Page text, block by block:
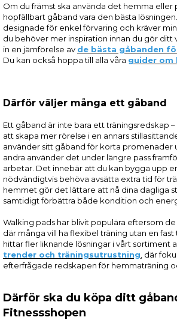
Om du främst ska använda det hemma
hopfällbart gåband vara den bästa
designade för enkel förvaring och kräver
du behöver mer inspiration innan du gör ditt
in en jämförelse av de bästa gåbanden
Du kan också hoppa till alla våra guider om
Därför väljer många ett gåband
Ett gåband är inte bara ett träningsredskap
att skapa mer rörelse i en annars
använder sitt gåband för korta promenader
andra använder det under längre pass
arbetar. Det innebär att du kan bygga upp
nödvändigtvis behöva avsätta extra tid för
hemmet gör det lättare att nå dina dagliga
samtidigt förbättra både kondition och
Walking pads har blivit populära eftersom de
där många vill ha flexibel träning utan en
hittar fler liknande lösningar i vårt sortiment
trender och träningsutrustning , där
efterfrågade redskapen för hemmaträning
Därför ska du köpa ditt
Fitnessshopen